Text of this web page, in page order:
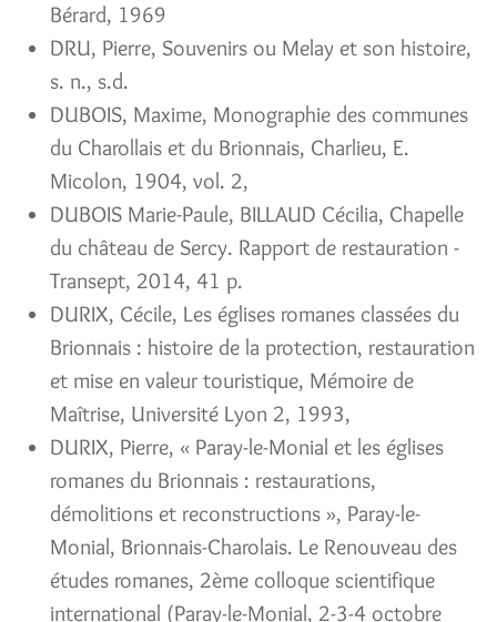
Bérard, 1969
DRU, Pierre, Souvenirs ou Melay et son histoire,
s. n., s.d.
DUBOIS, Maxime, Monographie des communes
du Charollais et du Brionnais, Charlieu, E.
Micolon, 1904, vol. 2,
DUBOIS Marie-Paule, BILLAUD Cécilia, Chapelle
du château de Sercy. Rapport de restauration -
Transept, 2014, 41 p.
DURIX, Cécile, Les églises romanes classées du
Brionnais : histoire de la protection, restauration
et mise en valeur touristique, Mémoire de
Maîtrise, Université Lyon 2, 1993,
DURIX, Pierre, « Paray-le-Monial et les églises
romanes du Brionnais : restaurations,
démolitions et reconstructions », Paray-le-
Monial, Brionnais-Charolais. Le Renouveau des
études romanes, 2ème colloque scientifique
international (Paray-le-Monial, 2-3-4 octobre